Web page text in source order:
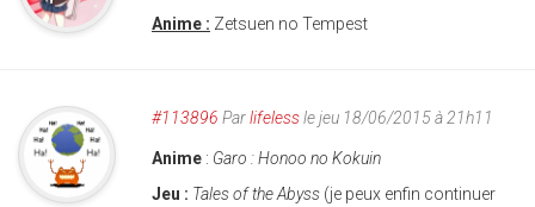
Anime : Zetsuen no Tempest
#113896 Parlifelessle jeu 18/06/2015 à 21h11
Anime : Garo : Honoo no Kokuin
Jeu : Tales of the Abyss (je peux enfin continuer